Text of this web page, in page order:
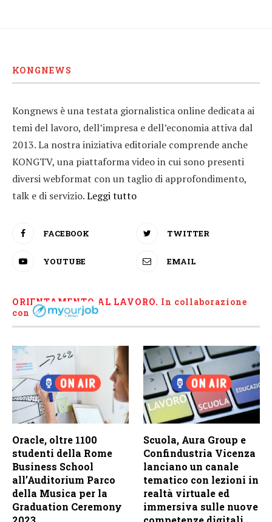
KONGNEWS
Kongnews è una testata giornalistica online dedicata ai
temi del lavoro, dell’impresa e dell’economia attiva dal
2013. La nostra iniziativa editoriale comprende anche
KONGTV, una piattaforma video in cui sono presenti
diversi webformat con un taglio di approfondimento,
talk e di servizio.Leggi tutto
FACEBOOK TWITTER
YOUTUBE EMAIL
ORIENTAMENTO AL LAVORO. In collaborazione
con
Oracle, oltre 1100
studenti della Rome
Business School
all’Auditorium Parco
della Musica per la
Graduation Ceremony
Scuola, Aura Group e
Confindustria Vicenza
lanciano un canale
tematico con lezioni in
realtà virtuale ed
immersiva sulle nuove